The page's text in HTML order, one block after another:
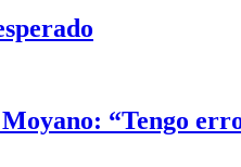
“Tengo